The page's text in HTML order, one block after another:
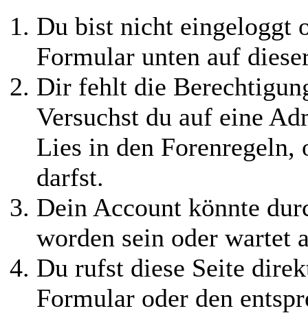
Du bist nicht eingeloggt
Formular unten auf
Dir fehlt die
Versuchst du auf eine
Lies in den Forenregeln,
darfst.
Dein Account könnte
worden sein oder wartet
Du rufst diese Seite
Formular oder den